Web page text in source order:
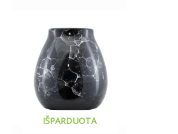
IŠPARDUOTA